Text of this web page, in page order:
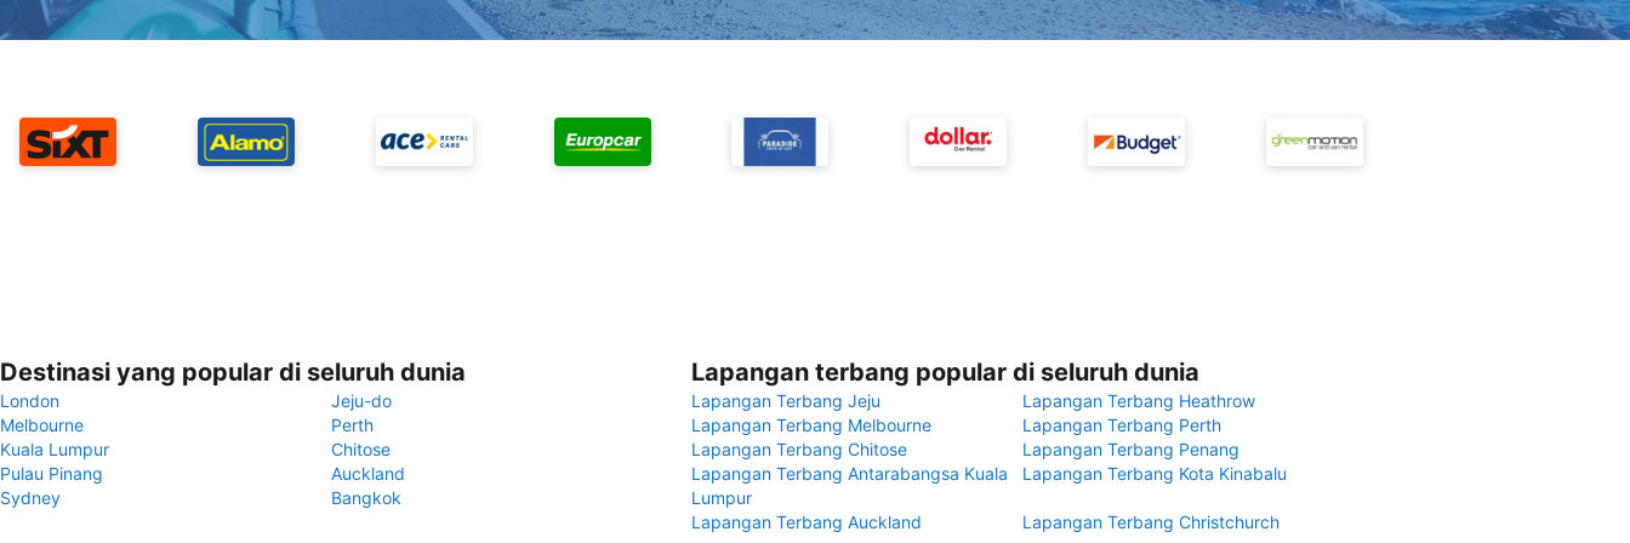
Destinasi yang popular di seluruh dunia
London
Jeju-do
Melbourne
Perth
Kuala Lumpur
Chitose
Pulau Pinang
Auckland
Sydney
Bangkok
Lapangan terbang popular di seluruh dunia
Lapangan Terbang Jeju
Lapangan Terbang Heathrow
Lapangan Terbang Melbourne
Lapangan Terbang Perth
Lapangan Terbang Chitose
Lapangan Terbang Penang
Lapangan Terbang Antarabangsa Kuala
Lumpur
Lapangan Terbang Kota Kinabalu
Lapangan Terbang Auckland Lapangan Terbang Christchurch